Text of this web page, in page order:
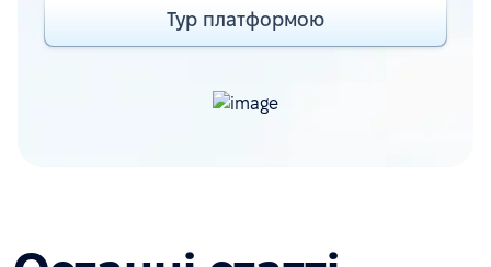
Тур платформою